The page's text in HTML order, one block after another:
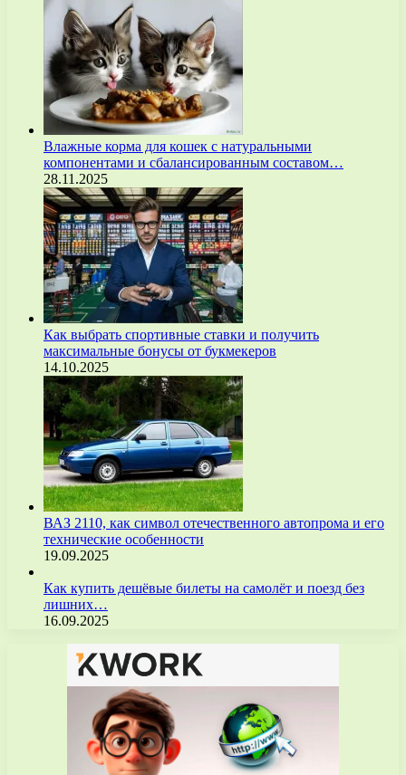
Влажные корма для кошек с натуральными
компонентами и сбалансированным составом…
28.11.2025
Как выбрать спортивные ставки и получить
максимальные бонусы от букмекеров
14.10.2025
ВАЗ 2110, как символ отечественного автопрома и его
технические особенности
19.09.2025
Как купить дешёвые билеты на самолёт и поезд без
лишних…
16.09.2025